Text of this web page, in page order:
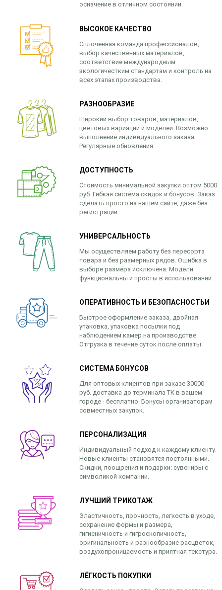
осначение в отличном состоянии.
ВЫСОКОЕ КАЧЕСТВО
Сплоченная команда профессионалов,
выбор качественных материалов,
соответствие международным
экологичестким стандартам и контроль на
всех этапах производства.
РАЗНООБРАЗИЕ
Широкий выбор товаров, материалов,
цветовых вариаций и моделей. Возможно
выполнение индивидуального заказа.
Регулярные обновления.
ДОСТУПНОСТЬ
Стоимость минимальной закупки оптом 5000
руб. Гибкая система скидок и бонусов. Заказ
сделать просто на нашем сайте, даже без
регистрации.
УНИВЕРСАЛЬНОСТЬ
Мы осуществляем работу без пересорта
товара и без размерных рядов. Ошибка в
выборе размера исключена. Модели
функциональны и просты в использовании.
ОПЕРАТИВНОСТЬ И БЕЗОПАСНОСТЬИ
Быстрое оформление заказа, двойная
упаковка, упаковка посылки под
наблюдением камер на производстве.
Отгрузка в течение суток после оплаты.
СИСТЕМА БОНУСОВ
Для оптовых клиентов при заказе 30000
руб. доставка до терминала ТК в вашем
городе - бесплатно. Бонусы организаторам
совместных закупок.
ПЕРСОНАЛИЗАЦИЯ
Индивидуальный подход к каждому клиенту.
Новые клиенты становятся постоянными.
Скидки, поощрения и подарки: сувениры с
символикой компании.
ЛУЧШИЙ ТРИКОТАЖ
Эластичность, прочность, легкость в уходе,
сохранение формы и размера,
гигиеничность и гигроскопичность,
оригинальность и разнообразие расцветок,
воздухопроницаемость и приятная текстура.
ЛЁГКОСТЬ ПОКУПКИ